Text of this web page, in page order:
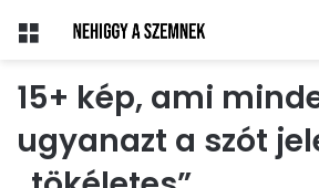
Menü
15+ kép, ami
ugyanazt a szót